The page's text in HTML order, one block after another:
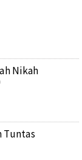
Nikah
Tuntas